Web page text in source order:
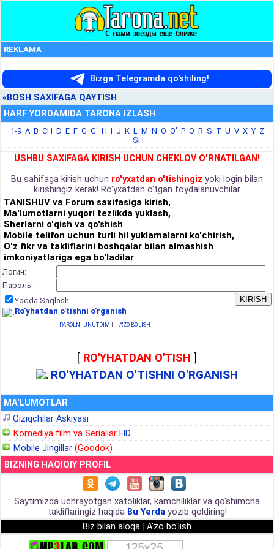
REKLAMA
Bizga Telegramda qo'shiling!
«BOSH SAXIFAGA QAYTISH
HARF YORDAMIDA TARONA IZLASH
1-9 A B CH D E F G G' H I J K L M N O O' P Q R S T U V X Y Z
SH
USHBU SAXIFAGA KIRISH UCHUN CHEKLOV O'RNATILGAN!
Bu sahifaga kirish uchun ro'yxatdan o'tishingiz yoki login bilan
kirishingiz kerak! Ro'yxatdan o'tgan foydalanuvchilar
TANISHUV va Forum saxifasiga kirish,
Ma'lumotlarni yuqori tezlikda yuklash,
Sherlarni o'qish va qo'shish
Mobile telifon uchun turli hil yuklamalarni ko'chirish,
O'z fikr va takliflarini boshqalar bilan almashish
imkoniyatlariga ega bo'ladilar
Логин:
Пароль:
Yodda Saqlash
Ro'yhatdan o'tishni o'rganish
PAROLNI UNUTDIM | A'ZO BO'LISH
[ RO'YHATDAN O'TISH ]
RO'YHATDAN O'TISHNI O'RGANISH
MA'LUMOTLAR
Qiziqchilar Askiyasi
Komediya film va Seriallar HD
Mobile Jingillar (Goodok)
BIZNING HAQIQIY PROFIL
Saytimizda uchrayotgan xatoliklar, kamchiliklar va qo'shimcha
takliflaringiz haqida Bu Yerdayozib qoldiring!
Biz bilan aloqa
A'zo bo'lish